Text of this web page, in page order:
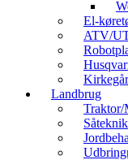
El-
ATV/
Landbrug
Traktor/
Såteknik